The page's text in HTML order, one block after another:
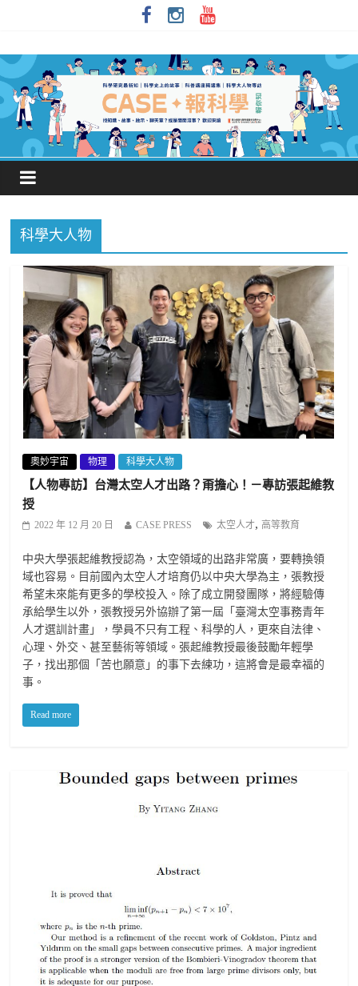
科學大人物
奧妙宇宙 物理 科學大人物
【人物專訪】台灣太空人才出路？甭擔心！－專訪張起維教
授
2022 年 12 月 20 日 CASE PRESS 太空人才,高等教育
中央大學張起維教授認為，太空領域的出路非常廣，要轉換領
域也容易。目前國內太空人才培育仍以中央大學為主，張教授
希望未來能有更多的學校投入。除了成立開發團隊，將經驗傳
承給學生以外，張教授另外協辦了第一屆「臺灣太空事務青年
人才選訓計畫」，學員不只有工程、科學的人，更來自法律、
心理、外交、甚至藝術等領域。張起維教授最後鼓勵年輕學
子，找出那個「苦也願意」的事下去練功，這將會是最幸福的
事。
Read more